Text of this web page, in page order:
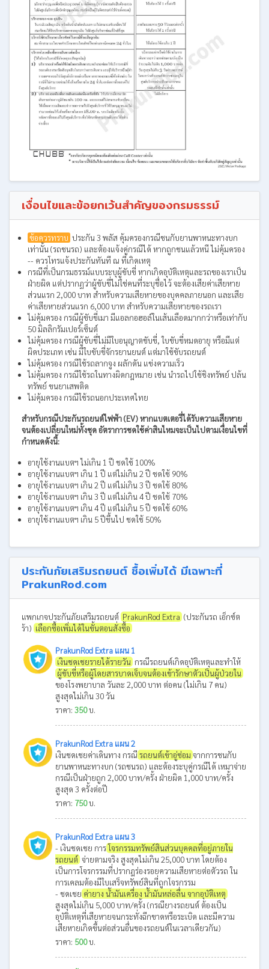
เงื่อนไขและข้อยกเว้นสำคัญของกรมธรรม์
ข้อควรทราบ ประกัน 3 พลัส คุ้มครองกรณีชนกับยานพาหนะทางบก
เท่านั้น (รถชนรถ) และต้องแจ้งคู่กรณีได้ หากถูกชนแล้วหนี ไม่คุ้มครอง
-- ควรโทรแจ้งประกันทันที ณ ที่เกิดเหตุ
กรณีที่เป็นกรมธรรม์แบบระบุผู้ขับขี่ หากเกิดอุบัติเหตุและรถของเราเป็น
ฝ่ายผิด แต่ปรากฏว่าผู้ขับขี่ไม่ใช่คนที่ระบุชื่อไว้ จะต้องเสียค่าเสียหาย
ส่วนแรก 2,000 บาท สำหรับความเสียหายของบุคคลภายนอก และเสีย
ค่าเสียหายส่วนแรก 6,000 บาท สำหรับความเสียหายของรถเรา
ไม่คุ้มครอง กรณีผู้ขับขี่เมา มีแอลกอฮอล์ในเส้นเลือดมากกว่าหรือเท่ากับ
50 มิลลิกรัมเปอร์เซ็นต์
ไม่คุ้มครอง กรณีผู้ขับขี่ไม่มีใบอนุญาตขับขี่, ใบขับขี่หมดอายุ หรือมีแต่
ผิดประเภท เช่น มีใบขับขี่จักรยานยนต์ แต่มาใช้ขับรถยนต์
ไม่คุ้มครอง กรณีใช้รถลากจูง ผลักดัน แข่งความเร็ว
ไม่คุ้มครอง กรณีใช้รถในทางผิดกฎหมาย เช่น นำรถไปใช้ชิงทรัพย์ ปล้น
ทรัพย์ ขนยาเสพติด
ไม่คุ้มครอง กรณีใช้รถนอกประเทศไทย
สำหรับกรณีประกันรถยนต์ไฟฟ้า (EV) หากแบตเตอรี่ได้รับความเสียหาย
จนต้องเปลี่ยนใหม่ทั้งชุด อัตราการชดใช้ค่าสินไหมจะเป็นไปตามเงื่อนไขที่
กำหนดดังนี้:
อายุใช้งานแบตฯ ไม่เกิน 1 ปี ชดใช้ 100%
อายุใช้งานแบตฯ เกิน 1 ปี แต่ไม่เกิน 2 ปี ชดใช้ 90%
อายุใช้งานแบตฯ เกิน 2 ปี แต่ไม่เกิน 3 ปี ชดใช้ 80%
อายุใช้งานแบตฯ เกิน 3 ปี แต่ไม่เกิน 4 ปี ชดใช้ 70%
อายุใช้งานแบตฯ เกิน 4 ปี แต่ไม่เกิน 5 ปี ชดใช้ 60%
อายุใช้งานแบตฯ เกิน 5 ปีขึ้นไป ชดใช้ 50%
ประกันภัยเสริมรถยนต์ ซื้อเพิ่มได้ มีเฉพาะที่
PrakunRod.com
แพกเกจประกันภัยเสริมรถยนต์ PrakunRod Extra (ประกันรถ เอ็กซ์ต
ร้า) เลือกซื้อเพิ่มได้ในขั้นตอนสั่งซื้อ
PrakunRod Extra แผน 1
เงินชดเชยรายได้รายวัน กรณีรถยนต์เกิดอุบัติเหตุและทำให้
ผู้ขับขี่หรือผู้โดยสารบาดเจ็บจนต้องเข้ารักษาตัวเป็นผู้ป่วยใน
ของโรงพยาบาล วันละ 2,000 บาท ต่อคน (ไม่เกิน 7 คน)
สูงสุดไม่เกิน 30 วัน
ราคา: 350บ.
PrakunRod Extra แผน 2
เงินชดเชยค่าเดินทาง กรณี รถยนต์เข้าอู่ซ่อม จากการชนกับ
ยานพาหนะทางบก (รถชนรถ) และต้องระบุคู่กรณีได้ เหมาจ่าย
กรณีเป็นฝ่ายถูก 2,000 บาท/ครั้ง ฝ่ายผิด 1,000 บาท/ครั้ง
สูงสุด 3 ครั้งต่อปี
ราคา: 750บ.
PrakunRod Extra แผน 3
- เงินชดเชย การโจรกรรมทรัพย์สินส่วนบุคคลที่อยู่ภายใน
รถยนต์ จ่ายตามจริง สูงสุดไม่เกิน 25,000 บาท โดยต้อง
เป็นการโจรกรรมที่ปรากฎร่องรอยความเสียหายต่อตัวรถ ใน
การเคลมต้องมีใบเสร็จทรัพย์สินที่ถูกโจรกรรม
- ชดเชย ค่ายาง น้ำมันเครื่อง น้ำมันหล่อลื่น จากอุบัติเหตุ
สูงสุดไม่เกิน 5,000 บาท/ครั้ง (กรณียางรถยนต์ ต้องเป็น
อุบัติเหตุที่เสียหายจนกระทั่งฉีกขาดหรือระเบิด และมีความ
เสียหายเกิดขึ้นต่อส่วนอื่นของรถยนต์ในเวลาเดียวกัน)
ราคา: 500บ.